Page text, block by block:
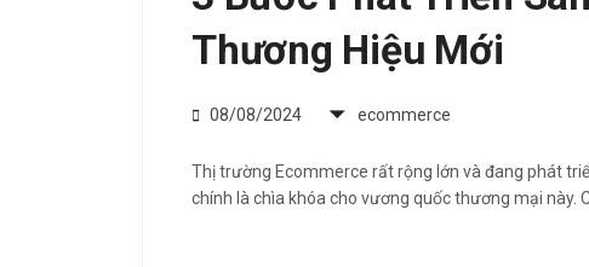
Thương Hiệu Mới
08/08/2024 ecommerce
Thị trường Ecommerce rất rộng lớn và đang phát
chính là chìa khóa cho vương quốc thương mại này.